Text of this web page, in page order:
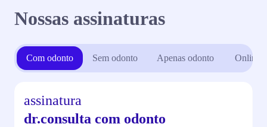
Nossas assinaturas
Com odonto Sem odonto Apenas odonto Online
assinatura
dr.consulta com odonto